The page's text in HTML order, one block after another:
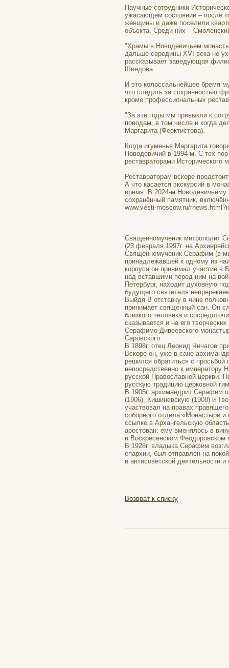
Научные сотрудники
ужасающем состоянии – после
женщины и даже поселили
объекта. Среди них –
"Храмы в Новодевичьем
дальше середины XVI века не
рассказывает заведующая
Шведова.
И это колоссальнейшее бремя
что следить за сохранностью
кроме профессиональных
"За эти годы мы привыкли к
поводам, в том числе и когда
Маргарита (Феоктистова).
Когда игуменья Маргарита
Новодевичий в 1994-м. С тех
реставраторами Исторического
Реставраторам вскоре
А что касается экскурсий в
время. В 2024-м Новодевичьему
сохранённый памятник,
www.vesti-moscow.ru/
Священномученик митрополит
(23 февраля 1997г. на
Священномученик Серафим (в
принадлежавшей к одному из
корпуса он принимал участие в
над вставшими перед ним на
Петербург, находит духовную
будущего святителя
Выйдя В отставку в чине
принимает священный сан. Он
близкого человека и
сказывается и на его
Серафимо-Дивеевского
Саровского.
В 1898г. отец Леонид Чичагов
Вскоре он, уже в сане
решился обратиться с просьбой
непосредственно к
русской Православной церкви.
русскую традицию церковной
В 1905г. архимандрит Серафим
(1906), Кишиневскую (1908) и
участвовал на правах
соборного отдела «Монастыри
ссылке в Архангельскую
арестован: ему вменялось в
в Воскресенском Феодоровском
В 1928г. владыка Серафим
епархии, был отправлен на
в антисоветской деятельности
Возврат к списку